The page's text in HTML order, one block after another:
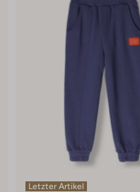
Letzter Artikel